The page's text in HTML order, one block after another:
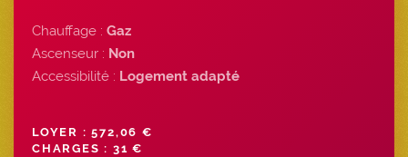
Chauffage : Gaz
Ascenseur : Non
Accessibilité : Logement adapté
LOYER : 572,06 €
CHARGES : 31 €